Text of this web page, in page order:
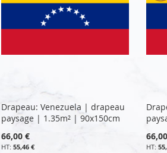
Drapeau: Venezuela | drapeau
paysage | 1.35m² | 90x150cm
66,00 €
55,46 €